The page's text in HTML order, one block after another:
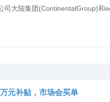
元补贴，市场会买单